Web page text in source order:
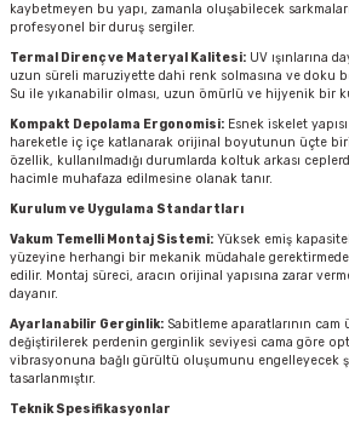
kaybetmeyen bu yapı, zamanla oluşabilecek
profesyonel bir duruş sergiler.
Termal Direnç ve Materyal Kalitesi: UV ışınlarına
uzun süreli maruziyette dahi renk solmasına ve doku
Su ile yıkanabilir olması, uzun ömürlü ve hijyenik bir
Kompakt Depolama Ergonomisi: Esnek iskelet
hareketle iç içe katlanarak orijinal boyutunun üçte
özellik, kullanılmadığı durumlarda koltuk arkası
hacimle muhafaza edilmesine olanak tanır.
Kurulum ve Uygulama Standartları
Vakum Temelli Montaj Sistemi: Yüksek emiş
yüzeyine herhangi bir mekanik müdahale
edilir. Montaj süreci, aracın orijinal yapısına zarar
dayanır.
Ayarlanabilir Gerginlik: Sabitleme aparatlarının
değiştirilerek perdenin gerginlik seviyesi cama göre
vibrasyonuna bağlı gürültü oluşumunu engelleyecek
tasarlanmıştır.
Teknik Spesifikasyonlar